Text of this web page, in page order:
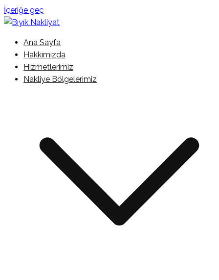
İçeriğe geç
Bıyık Nakliyat
İstanbul Şehir İçi Kamyonet Nakliyat
Ana Sayfa
Hakkımızda
Hizmetlerimiz
Nakliye Bölgelerimiz